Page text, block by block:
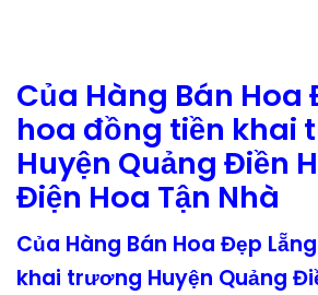
Của Hàng Bán Hoa
hoa đồng tiền khai
Huyện Quảng Điền
Điện Hoa Tận Nhà
Của Hàng Bán Hoa Đẹp
khai trương Huyện Quảng